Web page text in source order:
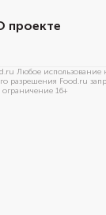
проекте
Любое использование
разрешения Food.ru
ограничение 16+